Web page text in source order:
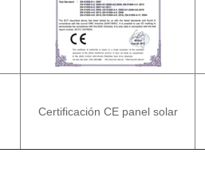
Certificación CE panel solar